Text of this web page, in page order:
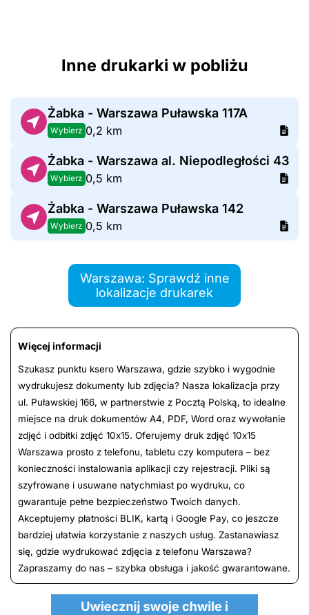
Inne drukarki w pobliżu
Żabka - Warszawa Puławska 117A
Wybierz 0,2 km
Żabka - Warszawa al. Niepodległości 43
Wybierz 0,5 km
Żabka - Warszawa Puławska 142
Wybierz 0,5 km
Warszawa: Sprawdź inne
lokalizacje drukarek
Więcej informacji
Szukasz punktu ksero Warszawa, gdzie szybko i wygodnie
wydrukujesz dokumenty lub zdjęcia? Nasza lokalizacja przy
ul. Puławskiej 166, w partnerstwie z Pocztą Polską, to idealne
miejsce na druk dokumentów A4, PDF, Word oraz wywołanie
zdjęć i odbitki zdjęć 10x15. Oferujemy druk zdjęć 10x15
Warszawa prosto z telefonu, tabletu czy komputera – bez
konieczności instalowania aplikacji czy rejestracji. Pliki są
szyfrowane i usuwane natychmiast po wydruku, co
gwarantuje pełne bezpieczeństwo Twoich danych.
Akceptujemy płatności BLIK, kartą i Google Pay, co jeszcze
bardziej ułatwia korzystanie z naszych usług. Zastanawiasz
się, gdzie wydrukować zdjęcia z telefonu Warszawa?
Zapraszamy do nas – szybka obsługa i jakość gwarantowane.